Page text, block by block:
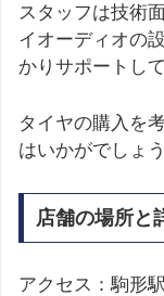
スタッフは技術
イオーディオの
かりサポートし
タイヤの購入を
はいかがでしょう
店舗の場所と
アクセス：駒形